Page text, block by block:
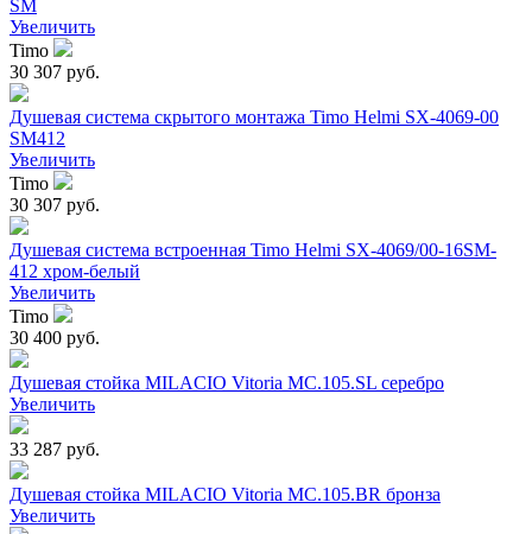
SM
Увеличить
Timo
30 307 руб.
Душевая система скрытого монтажа Timo Helmi SX-4069-00
SM412
Увеличить
Timo
30 307 руб.
Душевая система встроенная Timo Helmi SX-4069/00-16SM-
412 хром-белый
Увеличить
Timo
30 400 руб.
Душевая стойка MILACIO Vitoria MC.105.SL серебро
Увеличить
33 287 руб.
Душевая стойка MILACIO Vitoria MC.105.BR бронза
Увеличить